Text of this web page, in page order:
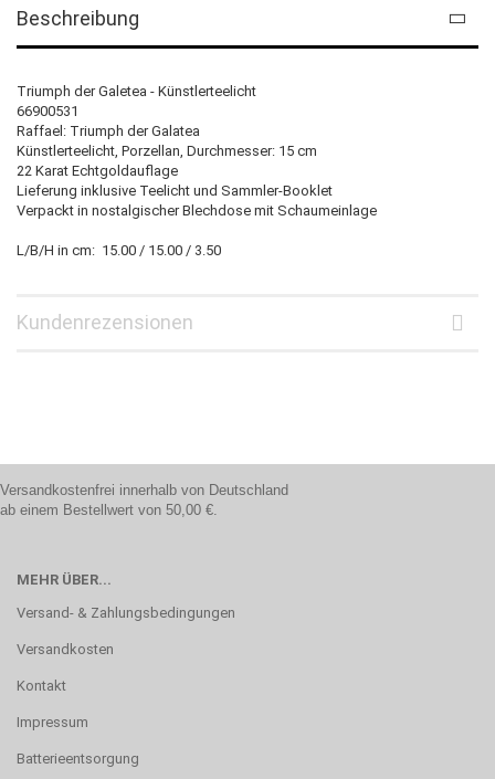
Beschreibung
Triumph der Galetea - Künstlerteelicht
66900531
Raffael: Triumph der Galatea
Künstlerteelicht, Porzellan, Durchmesser: 15 cm
22 Karat Echtgoldauflage
Lieferung inklusive Teelicht und Sammler-Booklet
Verpackt in nostalgischer Blechdose mit Schaumeinlage
L/B/H in cm: 15.00 / 15.00 / 3.50
Kundenrezensionen
Versandkostenfrei innerhalb von Deutschland
ab einem Bestellwert von 50,00 €.
MEHR ÜBER...
Versand- & Zahlungsbedingungen
Versandkosten
Kontakt
Impressum
Batterieentsorgung